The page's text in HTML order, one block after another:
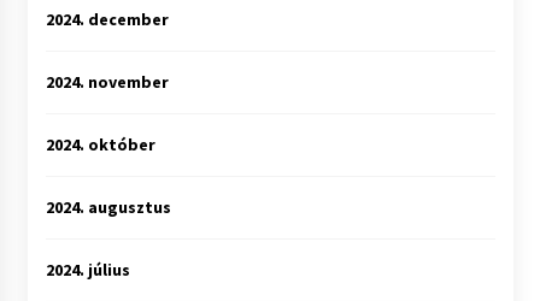
2024. december
2024. november
2024. október
2024. augusztus
2024. július